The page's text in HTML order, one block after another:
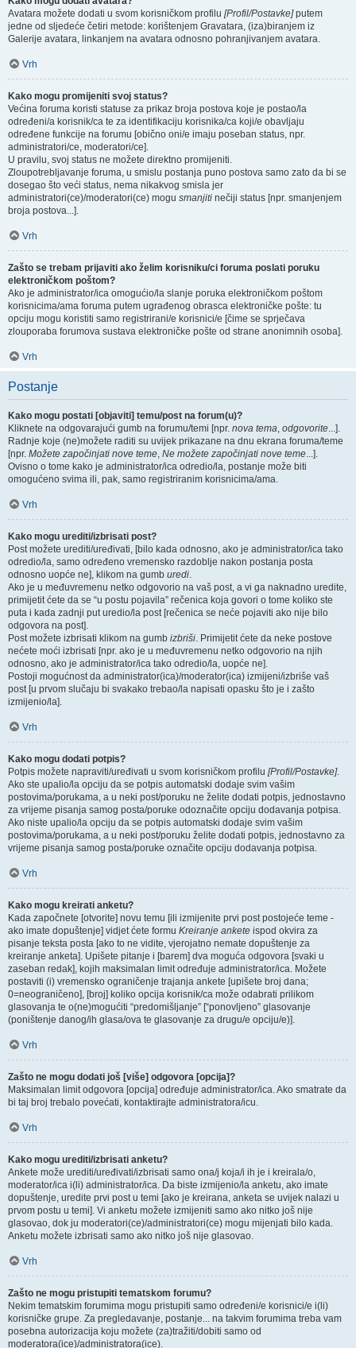
Avatara možete dodati u svom korisničkom profilu [Profil/Postavke]putem
jedne od sljedeće četiri metode: korištenjem Gravatara, (iza)biranjem iz
Galerije avatara, linkanjem na avatara odnosno pohranjivanjem avatara.
Vrh
Kako mogu promijeniti svoj status?
Većina foruma koristi statuse za prikaz broja postova koje je postao/la
određeni/a korisnik/ca te za identifikaciju korisnika/ca koji/e obavljaju
određene funkcije na forumu [obično oni/e imaju poseban status, npr.
administratori/ce, moderatori/ce].
U pravilu, svoj status ne možete direktno promijeniti.
Zloupotrebljavanje foruma, u smislu postanja puno postova samo zato da bi se
dosegao što veći status, nema nikakvog smisla jer
administratori(ce)/moderatori(ce) mogu smanjiti nečiji status [npr. smanjenjem
broja postova...].
Vrh
Zašto se trebam prijaviti ako želim korisniku/ci foruma poslati poruku
elektroničkom poštom?
Ako je administrator/ica omogućio/la slanje poruka elektroničkom poštom
korisnicima/ama foruma putem ugrađenog obrasca elektroničke pošte: tu
opciju mogu koristiti samo registrirani/e korisnici/e [čime se sprječava
zlouporaba forumova sustava elektroničke pošte od strane anonimnih osoba].
Vrh
Postanje
Kako mogu postati [objaviti] temu/post na forum(u)?
Kliknete na odgovarajući gumb na forumu/temi [npr. nova tema, odgovorite...].
Radnje koje (ne)možete raditi su uvijek prikazane na dnu ekrana foruma/teme
[npr. Možete započinjati nove teme, Ne možete započinjati nove teme...].
Ovisno o tome kako je administrator/ica odredio/la, postanje može biti
omogućeno svima ili, pak, samo registriranim korisnicima/ama.
Vrh
Kako mogu urediti/izbrisati post?
Post možete urediti/uređivati, [bilo kada odnosno, ako je administrator/ica tako
odredio/la, samo određeno vremensko razdoblje nakon postanja posta
odnosno uopće ne], klikom na gumb uredi.
Ako je u međuvremenu netko odgovorio na vaš post, a vi ga naknadno uredite,
primijetit ćete da se “u postu pojavila” rečenica koja govori o tome koliko ste
puta i kada zadnji put uredio/la post [rečenica se neće pojaviti ako nije bilo
odgovora na post].
Post možete izbrisati klikom na gumb izbriši. Primijetit ćete da neke postove
nećete moći izbrisati [npr. ako je u međuvremenu netko odgovorio na njih
odnosno, ako je administrator/ica tako odredio/la, uopće ne].
Postoji mogućnost da administrator(ica)/moderator(ica) izmijeni/izbriše vaš
post [u prvom slučaju bi svakako trebao/la napisati opasku što je i zašto
izmijenio/la].
Vrh
Kako mogu dodati potpis?
Potpis možete napraviti/uređivati u svom korisničkom profilu [Profil/Postavke].
Ako ste upalio/la opciju da se potpis automatski dodaje svim vašim
postovima/porukama, a u neki post/poruku ne želite dodati potpis, jednostavno
za vrijeme pisanja samog posta/poruke odoznačite opciju dodavanja potpisa.
Ako niste upalio/la opciju da se potpis automatski dodaje svim vašim
postovima/porukama, a u neki post/poruku želite dodati potpis, jednostavno za
vrijeme pisanja samog posta/poruke označite opciju dodavanja potpisa.
Vrh
Kako mogu kreirati anketu?
Kada započnete [otvorite] novu temu [ili izmijenite prvi post postojeće teme -
ako imate dopuštenje] vidjet ćete formu Kreiranje ankete ispod okvira za
pisanje teksta posta [ako to ne vidite, vjerojatno nemate dopuštenje za
kreiranje anketa]. Upišete pitanje i [barem] dva moguća odgovora [svaki u
zaseban redak], kojih maksimalan limit određuje administrator/ica. Možete
postaviti (i) vremensko ograničenje trajanja ankete [upišete broj dana;
0=neograničeno], [broj] koliko opcija korisnik/ca može odabrati prilikom
glasovanja te o(ne)mogućiti “predomišljanje” [“ponovljeno” glasovanje
(poništenje danog/ih glasa/ova te glasovanje za drugu/e opciju/e)].
Vrh
Zašto ne mogu dodati još [više] odgovora [opcija]?
Maksimalan limit odgovora [opcija] određuje administrator/ica. Ako smatrate da
bi taj broj trebalo povećati, kontaktirajte administratora/icu.
Vrh
Kako mogu urediti/izbrisati anketu?
Ankete može urediti/uređivati/izbrisati samo ona/j koja/i ih je i kreirala/o,
moderator/ica i(li) administrator/ica. Da biste izmijenio/la anketu, ako imate
dopuštenje, uredite prvi post u temi [ako je kreirana, anketa se uvijek nalazi u
prvom postu u temi]. Vi anketu možete izmijeniti samo ako nitko još nije
glasovao, dok ju moderatori(ce)/administratori(ce) mogu mijenjati bilo kada.
Anketu možete izbrisati samo ako nitko još nije glasovao.
Vrh
Zašto ne mogu pristupiti tematskom forumu?
Nekim tematskim forumima mogu pristupiti samo određeni/e korisnici/e i(li)
korisničke grupe. Za pregledavanje, postanje... na takvim forumima treba vam
posebna autorizacija koju možete (za)tražiti/dobiti samo od
moderatora(ice)/administratora(ice).